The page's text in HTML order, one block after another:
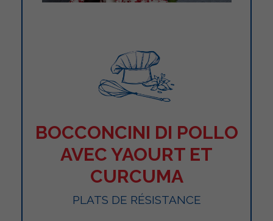
BOCCONCINI DI POLLO
AVEC YAOURT ET
CURCUMA
PLATS DE RÉSISTANCE